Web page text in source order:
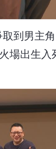
到男主
場出生入